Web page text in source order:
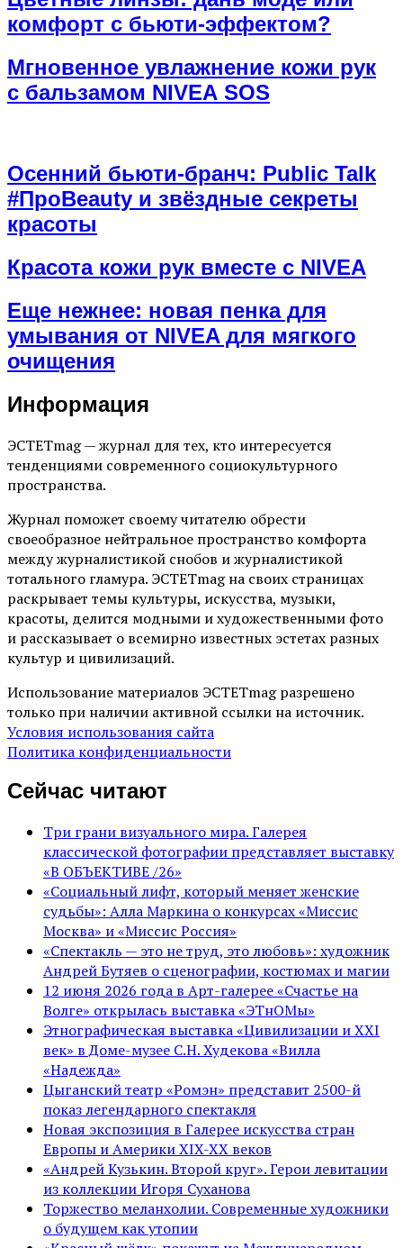
комфорт с бьюти-эффектом?
Мгновенное увлажнение кожи рук
с бальзамом NIVEA SOS
Осенний бьюти-бранч: Public Talk
#ПроBeauty и звёздные секреты
красоты
Красота кожи рук вместе с NIVEA
Еще нежнее: новая пенка для
умывания от NIVEA для мягкого
очищения
Информация
ЭСТЕТmag — журнал для тех, кто интересуется
тенденциями современного социокультурного
пространства.
Журнал поможет своему читателю обрести
своеобразное нейтральное пространство комфорта
между журналистикой снобов и журналистикой
тотального гламура. ЭСТЕТmag на своих страницах
раскрывает темы культуры, искусства, музыки,
красоты, делится модными и художественными фото
и рассказывает о всемирно известных эстетах разных
культур и цивилизаций.
Использование материалов ЭСТЕТmag разрешено
только при наличии активной ссылки на источник.
Условия использования сайта
Политика конфиденциальности
Сейчас читают
Три грани визуального мира. Галерея
классической фотографии представляет выставку
«В ОБЪЕКТИВЕ /26»
«Социальный лифт, который меняет женские
судьбы»: Алла Маркина о конкурсах «Миссис
Москва» и «Миссис Россия»
«Спектакль — это не труд, это любовь»: художник
Андрей Бутяев о сценографии, костюмах и магии
12 июня 2026 года в Арт-галерее «Счастье на
Волге» открылась выставка «ЭТнОМы»
Этнографическая выставка «Цивилизации и ХХI
век» в Доме-музее С.Н. Худекова «Вилла
«Надежда»
Цыганский театр «Ромэн» представит 2500-й
показ легендарного спектакля
Новая экспозиция в Галерее искусства стран
Европы и Америки XIX-XX веков
«Андрей Кузькин. Второй круг». Герои левитации
из коллекции Игоря Суханова
Торжество меланхолии. Современные художники
о будущем как утопии